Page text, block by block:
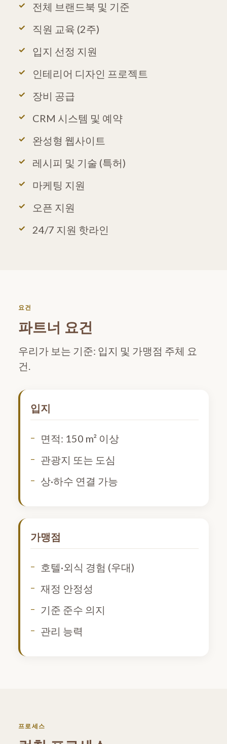
전체 브랜드북 및 기준
직원 교육 (2주)
입지 선정 지원
인테리어 디자인 프로젝트
장비 공급
CRM 시스템 및 예약
완성형 웹사이트
레시피 및 기술 (특허)
마케팅 지원
오픈 지원
24/7 지원 핫라인
요건
파트너 요건
우리가 보는 기준: 입지 및 가맹점 주체 요
건.
입지
면적: 150 m² 이상
관광지 또는 도심
상·하수 연결 가능
가맹점
호텔·외식 경험 (우대)
재정 안정성
기준 준수 의지
관리 능력
프로세스